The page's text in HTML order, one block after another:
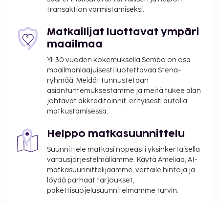
sekä ilmainen langaton internetyhteys ja concierge-
palvelut. Hotelli tarjoaa asiakkailleen
huonepalvelun. Baarissa voit nauttia raikasta
juotavaa. Maksullinen mannermainen aamiainen
tarjotaan päivittäin klo 7.00–10.30. Tämän
majoituspaikan virallisen tähtiluokituksen on
myöntänyt Ranskan turismin kehitysjärjestö ATOUT.
Seuraavat tilat on suljettu kausittain joka vuosi. Ne
on suljettu 30. 7ta – 20. 8ta:
Ruokailupaikka/-paikat
Majoituspaikka veloittaa seuraavat paikan päällä
suoritettavat maksut. Maksuihin saattaa sisältyä
sovellettavat verot:
Kaupungin perimä vero: 5.53 EUR per henkilö
per yö. Tätä veroa ei peritä alle 18 vuotta
vanhoilta lapsilta.
transaktion varmistamiseksi.
Matkailijat luottavat ympäri
maailmaa
Yli 30 vuoden kokemuksella Sembo on osa
maailmanlaajuisesti luotettavaa Stena-
ryhmää. Meidät tunnustetaan
asiantuntemuksestamme ja meitä tukee alan
johtavat akkreditoinnit, erityisesti autolla
matkustamisessa.
Helppo matkasuunnittelu
Suunnittele matkasi nopeasti yksinkertaisella
varausjärjestelmällämme. Käytä Ameliaa, AI-
matkasuunnittelijaamme, vertaile hintoja ja
löydä parhaat tarjoukset,
pakettisuojelusuunnitelmamme turvin.